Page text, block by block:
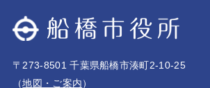
〒273-8501 千葉県船橋市湊町2-10-25
（地図・ご案内）